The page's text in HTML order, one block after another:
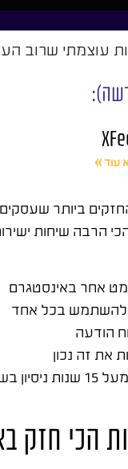
עוצמתי שרוב
עוד »
הרבה שיחות
אחר באינסטגרם
להשתמש בכל אחד
הודעה
את זה נכון
את
הכי חזק